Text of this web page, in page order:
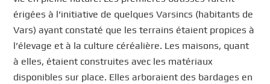
érigées à l’initiative de quelques Varsincs (habitants de
Vars) ayant constaté que les terrains étaient propices à
l’élevage et à la culture céréalière. Les maisons, quant
à elles, étaient construites avec les matériaux
disponibles sur place. Elles arboraient des bardages en